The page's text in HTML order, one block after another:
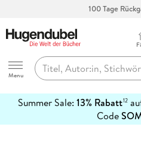
100 Tage
Hugendubel
Menu
Summer Sale: 13% Rabatt12
Code
erfahren